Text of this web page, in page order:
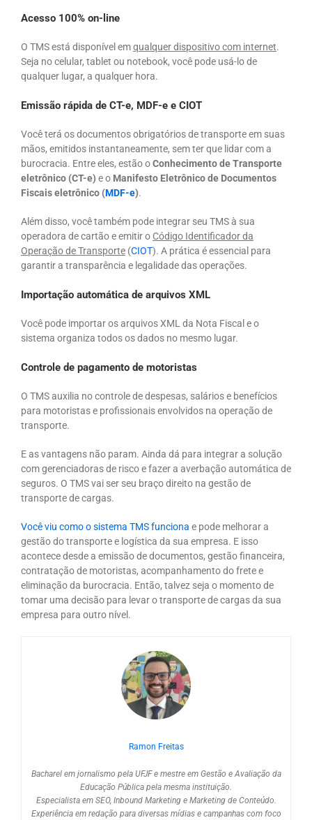
Acesso 100% on-line
O TMS está disponível emqualquer dispositivo com internet.
Seja no celular, tablet ou notebook, você pode usá-lo de
qualquer lugar, a qualquer hora.
Emissão rápida de CT-e, MDF-e e CIOT
Você terá os documentos obrigatórios de transporte em suas
mãos, emitidos instantaneamente, sem ter que lidar com a
burocracia. Entre eles, estão oConhecimento de Transporte
eletrônico (CT-e) e o Manifesto Eletrônico de Documentos
Fiscais eletrônico (MDF-e).
Além disso, você também pode integrar seu TMS à sua
operadora de cartão e emitir o Código Identificador da
Operação de Transporte (CIOT). A prática é essencial para
garantir a transparência e legalidade das operações.
Importação automática de arquivos XML
Você pode importar os arquivos XML da Nota Fiscal e o
sistema organiza todos os dados no mesmo lugar.
Controle de pagamento de motoristas
O TMS auxilia no controle de despesas, salários e benefícios
para motoristas e profissionais envolvidos na operação de
transporte.
E as vantagens não param. Ainda dá para integrar a solução
com gerenciadoras de risco e fazer a averbação automática de
seguros. O TMS vai ser seu braço direito na gestão de
transporte de cargas.
Você viu como o sistema TMS funciona e pode melhorar a
gestão do transporte e logística da sua empresa. E isso
acontece desde a emissão de documentos, gestão financeira,
contratação de motoristas, acompanhamento do frete e
eliminação da burocracia. Então, talvez seja o momento de
tomar uma decisão para levar o transporte de cargas da sua
empresa para outro nível.
Ramon Freitas
Bacharel em jornalismo pela UFJF e mestre em Gestão e Avaliação da
Educação Pública pela mesma instituição.
Especialista em SEO, Inbound Marketing e Marketing de Conteúdo.
Experiência em redação para diversas mídias e campanhas com foco